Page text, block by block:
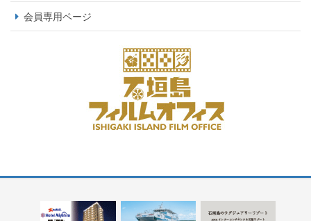
会員専用ページ